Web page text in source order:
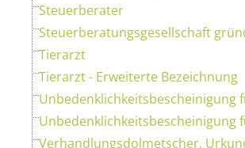
Steuerberater
Steuerberatungsgesellschaft
Tierarzt
Tierarzt - Erweiterte Bezeichnung
Unbedenklichkeitsbescheinigung
Unbedenklichkeitsbescheinigung
Verhandlungsdolmetscher,